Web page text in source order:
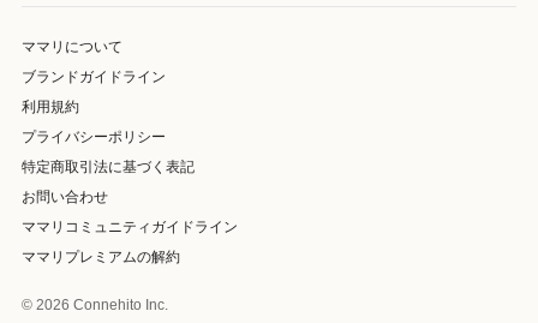
ママリについて
ブランドガイドライン
利用規約
プライバシーポリシー
特定商取引法に基づく表記
お問い合わせ
ママリコミュニティガイドライン
ママリプレミアムの解約
© 2026 Connehito Inc.